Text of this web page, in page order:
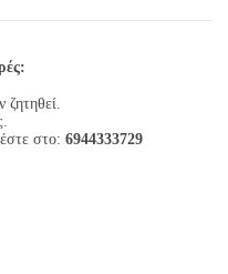
στο: 6944333729